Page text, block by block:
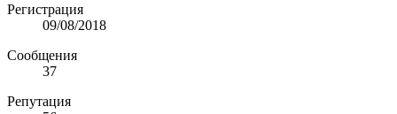
Регистрация
09/08/2018
Сообщения
37
Репутация